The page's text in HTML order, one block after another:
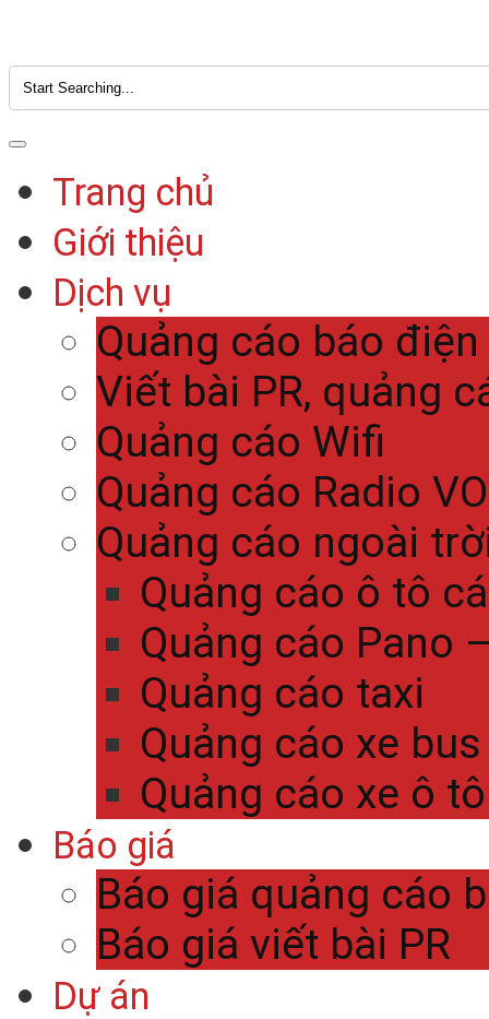
Trang chủ
Giới thiệu
Dịch vụ
Quảng cáo báo
Viết bài PR, quảng
Quảng cáo Wifi
Quảng cáo Radio
Quảng cáo ngoài
Quảng cáo ô tô
Quảng cáo Pano
Quảng cáo taxi
Quảng cáo xe bus
Quảng cáo xe ô
Báo giá
Báo giá quảng cáo
Báo giá viết bài PR
Dự án